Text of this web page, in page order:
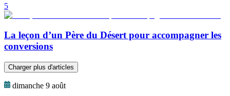
5
La leçon d’un Père du Désert pour accompagner les
conversions
Charger plus d'articles
dimanche 9 août